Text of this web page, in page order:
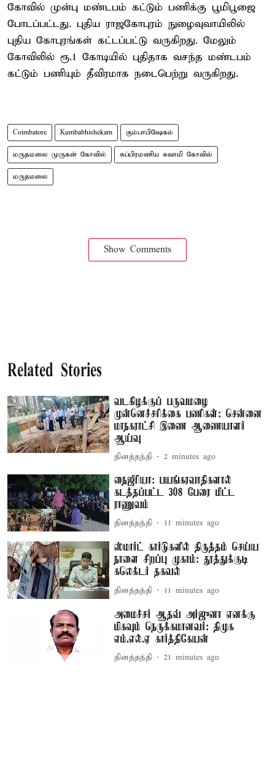
கோவில் முன்பு மண்டபம் கட்டும் பணிக்கு பூமிபூஜை
போடப்பட்டது. புதிய ராஜகோபுரம் நுழைவுவாயிலில்
புதிய கோபுரங்கள் கட்டப்பட்டு வருகிறது. மேலும்
கோவிலில் ரூ.1 கோடியில் புதிதாக வசந்த மண்டபம்
கட்டும் பணியும் தீவிரமாக நடைபெற்று வருகிறது.
Coimbatore Kumbabhishekam கும்பாபிஷேகம்
மருதமலை முருகன் கோவில் சுப்பிரமணிய சுவாமி கோவில்
மருதமலை
Show Comments
Related Stories
வடகிழக்குப் பருவமழை
முன்னெச்சரிக்கை பணிகள்: சென்னை
மாநகராட்சி இணை ஆணையாளர்
ஆய்வு
தினத்தந்தி 2 minutes ago
நைஜீரியா: பயங்கரவாதிகளால்
கடத்தப்பட்ட 308 பேரை மீட்ட
ராணுவம்
தினத்தந்தி 11 minutes ago
ஸ்மார்ட் கார்டுகளில் திருத்தம் செய்ய
நாளை சிறப்பு முகாம்: தூத்துக்குடி
கலெக்டர் தகவல்
தினத்தந்தி 11 minutes ago
அமைச்சர் ஆதவ் அர்ஜுனா எனக்கு
மிகவும் நெருக்கமானவர்: திமுக
எம்.எல்.ஏ கார்த்திகேயன்
தினத்தந்தி 21 minutes ago